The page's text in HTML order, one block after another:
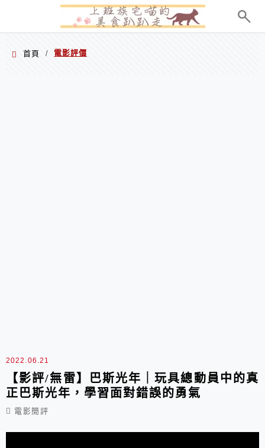
首頁 / 電影評價
2022.06.21
【影評/無雷】巴斯光年｜玩具總動員中的真
正巴斯光年，學習面對錯誤的勇氣
電影簡評